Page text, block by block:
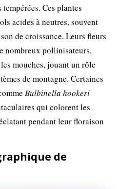
Ces plantes
acides à neutres, souvent
de croissance. Leurs fleurs
nombreux pollinisateurs,
mouches, jouant un rôle
de montagne. Certaines
Bulbinella hookeri
qui colorent les
pendant leur floraison
de